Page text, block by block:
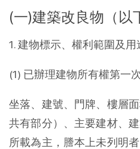
(一)建築改良物（以
1. 建物標示、權利範圍及用
(1) 已辦理建物所有權第一
坐落、建號、門牌、樓層
共有部分）、主要建材、
所載為主，謄本上未列明